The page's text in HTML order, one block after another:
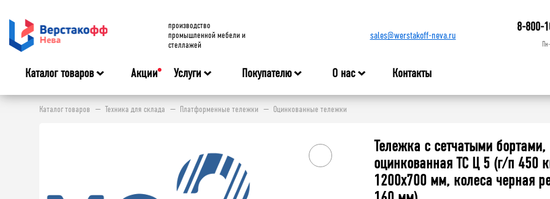
производство
промышленной мебели и
стеллажей
sales@werstakoff-neva.ru
8-800-
Каталог товаров Акции Услуги Покупателю О нас Контакты
Каталог товаров Техника для склада Платформенные тележки Оцинкованные тележки
Тележка с сетчатыми бортами,
оцинкованная ТС Ц 5 (г/п 450
1200x700 мм, колеса черная